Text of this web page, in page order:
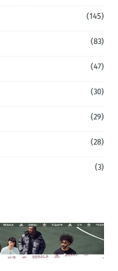
(145)
(83)
(47)
(30)
(29)
(28)
(3)